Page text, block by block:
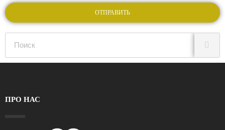
ОТПРАВИТЬ
ПРО НАС